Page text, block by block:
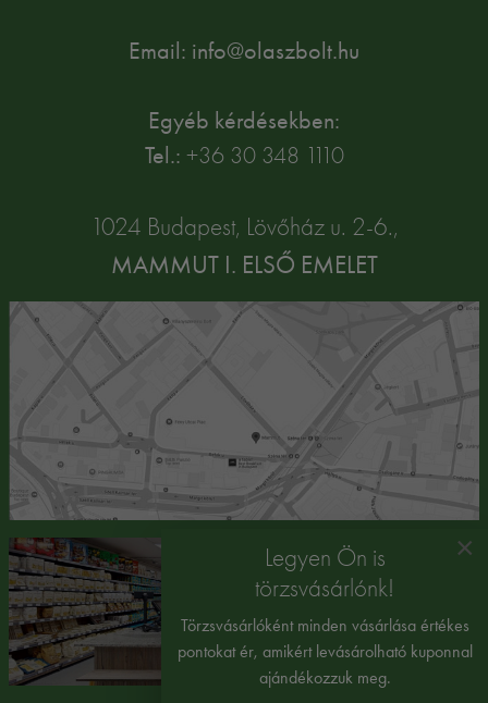
Email: info@olaszbolt.hu
Egyéb kérdésekben:
Tel.: +36 30 348 1110
1024 Budapest, Lövőház u. 2-6.,
MAMMUT I. ELSŐ EMELET
×
Legyen Ön is
törzsvásárlónk!
Törzsvásárlóként minden vásárlása értékes
pontokat ér, amikért levásárolható kuponnal
ajándékozzuk meg.